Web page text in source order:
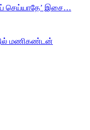
செய்யாதே’ இசை…
மணிகண்டன்